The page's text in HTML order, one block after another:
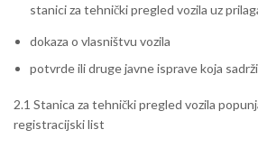
stanici za tehnički pregled vozila uz
dokaza o vlasništvu vozila
potvrde ili druge javne isprave koja
2.1 Stanica za tehnički pregled vozila
registracijski list